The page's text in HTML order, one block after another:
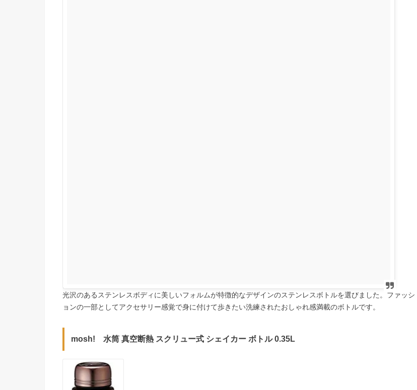
光沢のあるステンレスボディに美しいフォルムが特徴的なデザインのステンレスボトルを選びました。ファッシ
ョンの一部としてアクセサリー感覚で身に付けて歩きたい洗練されたおしゃれ感満載のボトルです。
mosh! 水筒 真空断熱 スクリュー式 シェイカー ボトル 0.35L